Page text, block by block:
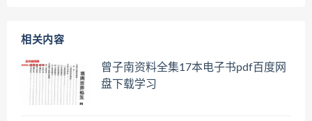
相关内容
曾子南资料全集17本电子书pdf百度网
盘下载学习